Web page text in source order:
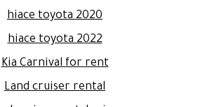
hiace toyota 2020
hiace toyota 2022
Kia Carnival for rent
Land cruiser rental